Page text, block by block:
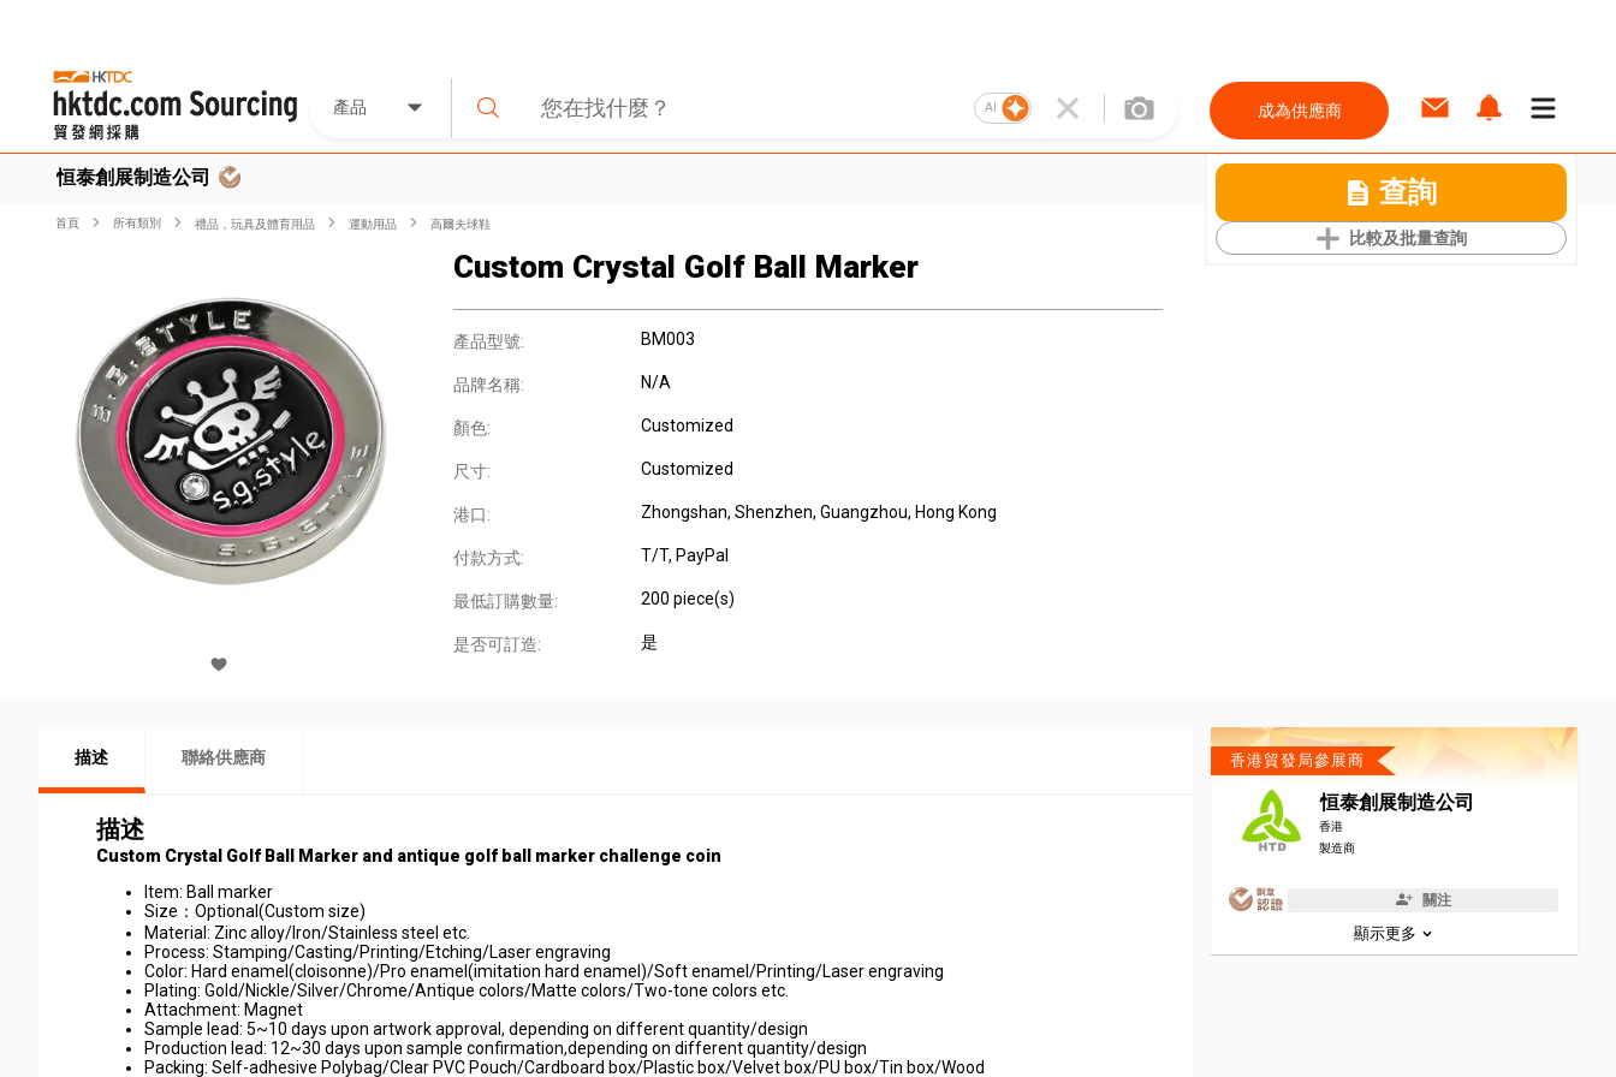
產品 AI 成為供應商
恒泰創展制造公司 查詢
比較及批量查詢
首頁 所有類別 禮品，玩具及體育用品 運動用品 高爾夫球鞋
Custom Crystal Golf Ball Marker
產品型號: BM003
品牌名稱: N/A
顏色: Customized
尺寸: Customized
港口: Zhongshan, Shenzhen, Guangzhou, Hong Kong
付款方式: T/T, PayPal
最低訂購數量: 200 piece(s)
是否可訂造: 是
描述 聯絡供應商
描述
Custom Crystal Golf Ball Marker and antique golf ball marker challenge coin
Item: Ball marker
Size：Optional(Custom size)
Material: Zinc alloy/Iron/Stainless steel etc.
Process: Stamping/Casting/Printing/Etching/Laser engraving
Color: Hard enamel(cloisonne)/Pro enamel(imitation hard enamel)/Soft enamel/Printing/Laser engraving
Plating: Gold/Nickle/Silver/Chrome/Antique colors/Matte colors/Two-tone colors etc.
Attachment: Magnet
Sample lead: 5~10 days upon artwork approval, depending on different quantity/design
Production lead: 12~30 days upon sample confirmation,depending on different quantity/design
Packing: Self-adhesive Polybag/Clear PVC Pouch/Cardboard box/Plastic box/Velvet box/PU box/Tin box/Wood
香港貿發局參展商
恒泰創展制造公司
香港
製造商
關注
顯示更多